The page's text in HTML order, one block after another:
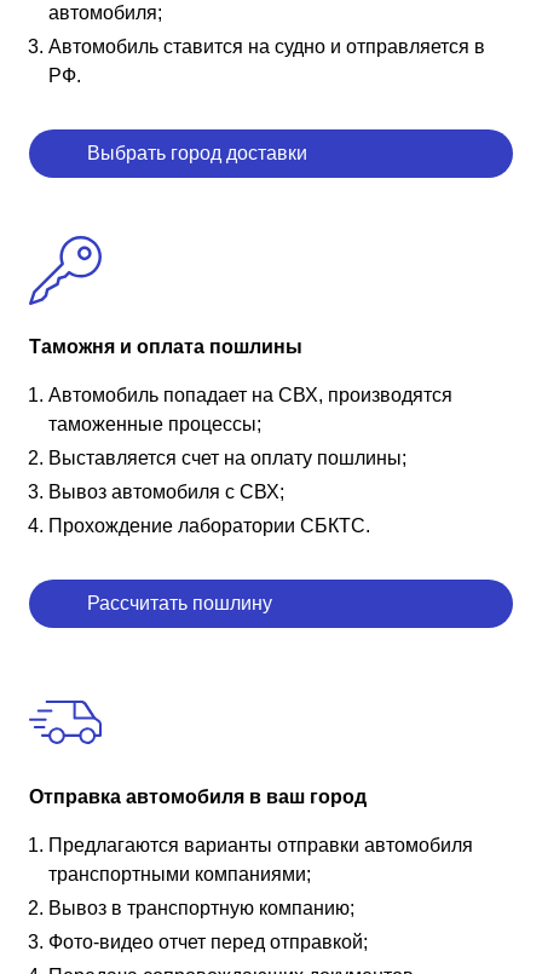
автомобиля;
Автомобиль ставится на судно и отправляется в
РФ.
Выбрать город доставки
Таможня и оплата пошлины
Автомобиль попадает на СВХ, производятся
таможенные процессы;
Выставляется счет на оплату пошлины;
Вывоз автомобиля с СВХ;
Прохождение лаборатории СБКТС.
Рассчитать пошлину
Отправка автомобиля в ваш город
Предлагаются варианты отправки автомобиля
транспортными компаниями;
Вывоз в транспортную компанию;
Фото-видео отчет перед отправкой;